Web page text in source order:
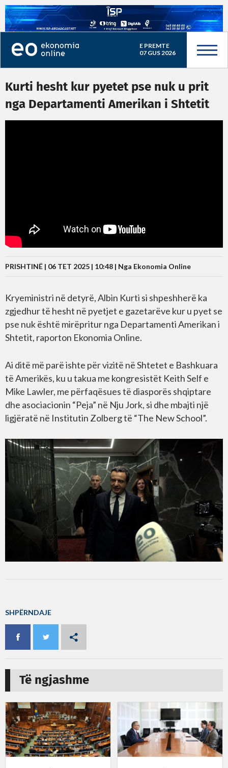
E PREMTE
07 GUS 2026
Kurti hesht kur pyetet pse nuk u prit
nga Departamenti Amerikan i Shtetit
PRISHTINË | 06 TET 2025 | 10:48 | Nga Ekonomia Online
Kryeministri në detyrë, Albin Kurti si shpeshherë ka
zgjedhur të hesht në pyetjet e gazetarëve kur u pyet se
pse nuk është mirëpritur nga Departamenti Amerikan i
Shtetit, raporton Ekonomia Online.
Ai ditë më parë ishte për vizitë në Shtetet e Bashkuara
të Amerikës, ku u takua me kongresistët Keith Self e
Mike Lawler, me përfaqësues të diasporës shqiptare
dhe asociacionin “Peja” në Nju Jork, si dhe mbajti një
ligjëratë në Institutin Zolberg të “The New School”.
SHPËRNDAJE
Të ngjashme